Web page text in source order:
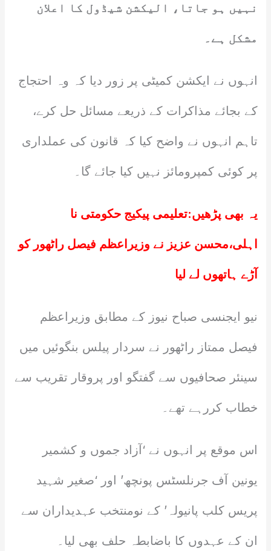
نہیں ہو جاتا، الیکشن شیڈول کا اعلان
مشکل ہے۔
انہوں نے ایکشن کمیٹی پر زور دیا کہ وہ احتجاج
کے بجائے مذاکرات کے ذریعے مسائل حل کرے،
تاہم انہوں نے واضح کیا کہ قانون کی عملداری
پر کوئی کمپرومائز نہیں کیا جائے گا۔
یہ بھی پڑھیں:تعلیمی پیکیج حکومتی نا
اہلی،محسن عزیز نے وزیراعظم فیصل راٹھور کو
آڑے ہاتھوں لے لیا
نیو ایجنسی صباح نیوز کے مطابق وزیراعظم
فیصل ممتاز راٹھور نے سردار پیلس بنگوئیں میں
سینئر صحافیوں سے گفتگو اور پروقار تقریب سے
خطاب کررہے تھے۔
اس موقع پر انہوں نے ‘آزاد جموں و کشمیر
یونین آف جرنلسٹس پونچھ’ اور ‘صغیر شہید
پریس کلب پانیولہ’ کے نومنتخب عہدیداران سے
ان کے عہدوں کا باضابطہ حلف بھی لیا۔